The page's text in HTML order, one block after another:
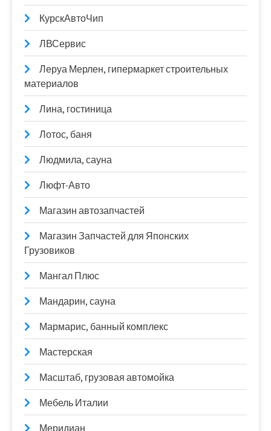
КурскАвтоЧип
ЛВСервис
Леруа Мерлен, гипермаркет строительных
материалов
Лина, гостиница
Лотос, баня
Людмила, сауна
Люфт-Авто
Магазин автозапчастей
Магазин Запчастей для Японских
Грузовиков
Мангал Плюс
Мандарин, сауна
Мармарис, банный комплекс
Мастерская
Масштаб, грузовая автомойка
Мебель Италии
Меридиан